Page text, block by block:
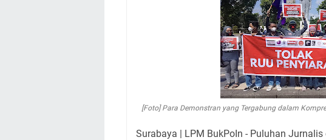
[Foto] Para Demonstran yang Tergabung dalam
Surabaya | LPM BukPoIn - Puluhan